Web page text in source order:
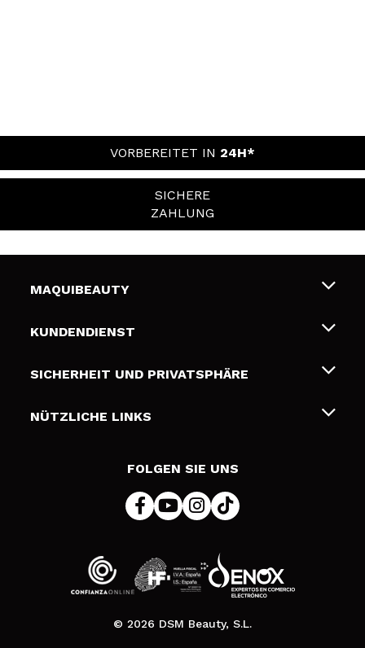
VORBEREITET IN 24H*
SICHERE
ZAHLUNG
MAQUIBEAUTY
Über uns
Geschenkkarten
KUNDENDIENST
Liefer- und Versandkosten
Zahlung
SICHERHEIT UND PRIVATSPHÄRE
Bedingungen und Datenschutz
NÜTZLICHE LINKS
FOLGEN SIE UNS
© 2026 DSM Beauty, S.L.